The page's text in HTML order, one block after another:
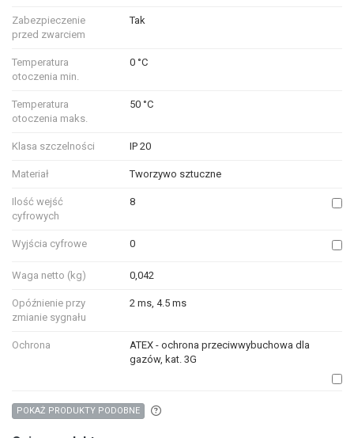
Zabezpieczenie
przed zwarciem
Tak
Temperatura
otoczenia min.
0 °C
Temperatura
otoczenia maks.
50 °C
Klasa szczelności IP 20
Materiał Tworzywo sztuczne
Ilość wejść
cyfrowych
8
Wyjścia cyfrowe 0
Waga netto (kg) 0,042
Opóźnienie przy
zmianie sygnału
2 ms, 4.5 ms
Ochrona
ATEX - ochrona przeciwwybuchowa dla
gazów, kat. 3G
POKAŻ PRODUKTY PODOBNE